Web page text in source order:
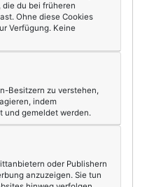
Crashkurs
die du bei früheren
Ohne diese Cookies
Verfügung. Keine
Besitzern zu verstehen,
indem
und gemeldet werden.
oder Publishern
anzuzeigen. Sie tun